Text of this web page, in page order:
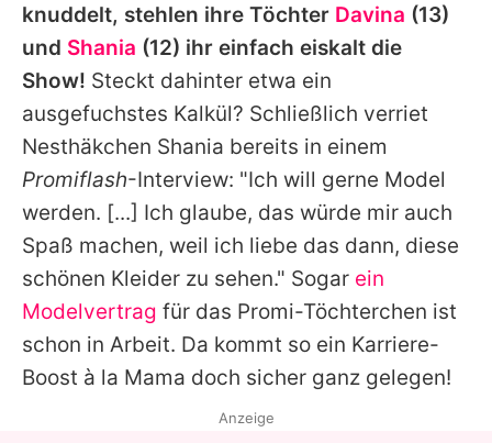
knuddelt, stehlen ihre Töchter Davina (13)
und Shania (12) ihr einfach eiskalt die
Show! Steckt dahinter etwa ein
ausgefuchstes Kalkül? Schließlich verriet
Nesthäkchen Shania bereits in einem
Promiflash-Interview: "Ich will gerne Model
werden. [...] Ich glaube, das würde mir auch
Spaß machen, weil ich liebe das dann, diese
schönen Kleider zu sehen." Sogar ein
Modelvertrag für das Promi-Töchterchen ist
schon in Arbeit. Da kommt so ein Karriere-
Boost à la Mama doch sicher ganz gelegen!
Anzeige